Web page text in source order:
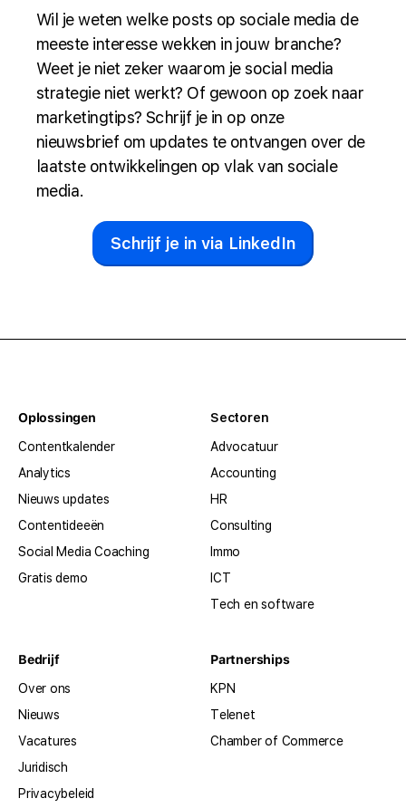
Wil je weten welke posts op sociale media de
meeste interesse wekken in jouw branche?
Weet je niet zeker waarom je social media
strategie niet werkt? Of gewoon op zoek naar
marketingtips? Schrijf je in op onze
nieuwsbrief om updates te ontvangen over de
laatste ontwikkelingen op vlak van sociale
media.
Schrijf je in via LinkedIn
Oplossingen
Contentkalender
Analytics
Nieuws updates
Contentideeën
Social Media Coaching
Gratis demo
Sectoren
Advocatuur
Accounting
HR
Consulting
Immo
ICT
Tech en software
Bedrijf
Over ons
Nieuws
Vacatures
Juridisch
Privacybeleid
Partnerships
KPN
Telenet
Chamber of Commerce